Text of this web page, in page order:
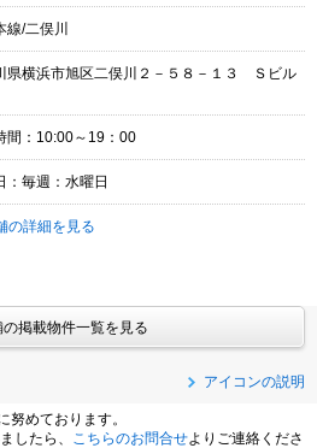
線/二俣川
県横浜市旭区二俣川２－５８－１３ Ｓビル
間：10:00～19：00
：毎週：水曜日
の詳細を見る
の掲載物件一覧を見る
アイコンの説明
努めております。
したら、
こちらのお問合せよりご連絡くださ